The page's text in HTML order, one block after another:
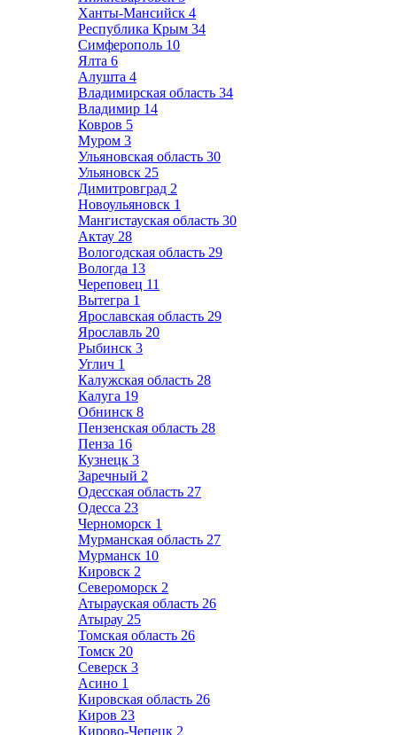
Ханты-Мансийск 4
Республика Крым 34
Симферополь 10
Ялта 6
Алушта 4
Владимирская область 34
Владимир 14
Ковров 5
Муром 3
Ульяновская область 30
Ульяновск 25
Димитровград 2
Новоульяновск 1
Мангистауская область 30
Актау 28
Вологодская область 29
Вологда 13
Череповец 11
Вытегра 1
Ярославская область 29
Ярославль 20
Рыбинск 3
Углич 1
Калужская область 28
Калуга 19
Обнинск 8
Пензенская область 28
Пенза 16
Кузнецк 3
Заречный 2
Одесская область 27
Одесса 23
Черноморск 1
Мурманская область 27
Мурманск 10
Кировск 2
Североморск 2
Атырауская область 26
Атырау 25
Томская область 26
Томск 20
Северск 3
Асино 1
Кировская область 26
Киров 23
Кирово-Чепецк 2